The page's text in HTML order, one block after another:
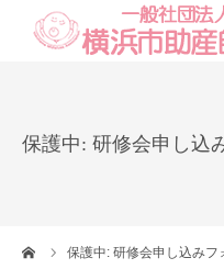
保護中: 研修会申し込
保護中: 研修会申し込み
本会